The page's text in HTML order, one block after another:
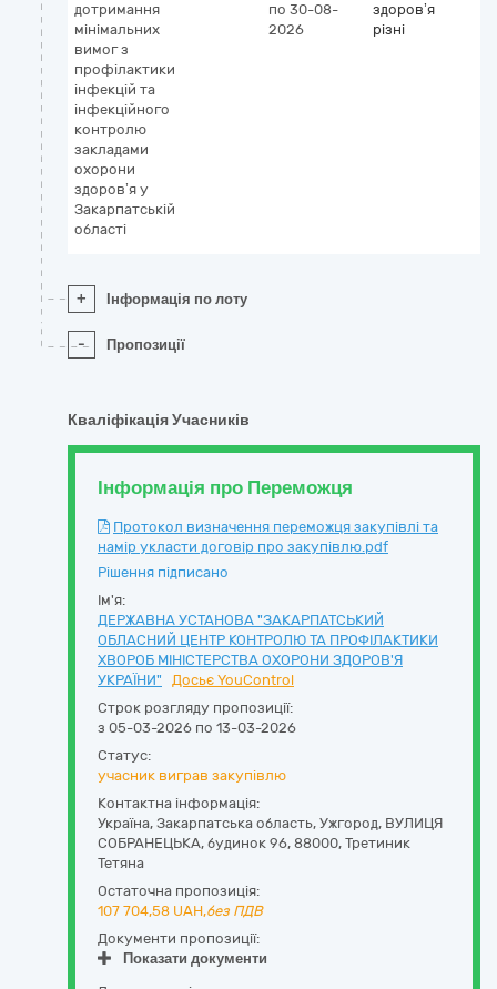
дотримання
мінімальних
вимог з
профілактики
інфекцій та
інфекційного
контролю
закладами
охорони
здоров’я у
Закарпатській
області
по 30-08-
2026
здоров’я
різні
+ Інформація по лоту
- Пропозиції
Кваліфікація Учасників
Інформація про Переможця
Протокол визначення переможця закупівлі та
намір укласти договір про закупівлю.pdf
Рішення підписано
Ім'я:
ДЕРЖАВНА УСТАНОВА "ЗАКАРПАТСЬКИЙ
ОБЛАСНИЙ ЦЕНТР КОНТРОЛЮ ТА ПРОФІЛАКТИКИ
ХВОРОБ МІНІСТЕРСТВА ОХОРОНИ ЗДОРОВ'Я
УКРАЇНИ"
Досьє YouControl
Строк розгляду пропозиції:
з 05-03-2026 по 13-03-2026
Статус:
учасник виграв закупівлю
Контактна інформація:
Україна, Закарпатська область, Ужгород, ВУЛИЦЯ
СОБРАНЕЦЬКА, будинок 96, 88000, Третиник
Тетяна
Остаточна пропозиція:
107 704,58 UAH,без ПДВ
Документи пропозиції:
Показати документи